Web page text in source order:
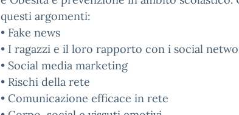
questi argomenti:
• Fake news
• I ragazzi e il loro rapporto con i social
• Social media marketing
• Rischi della rete
• Comunicazione efficace in rete